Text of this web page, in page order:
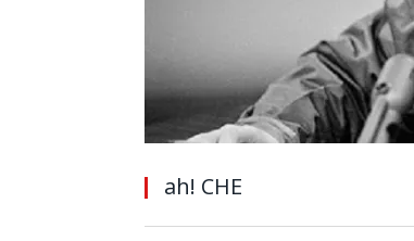
ah! CHE